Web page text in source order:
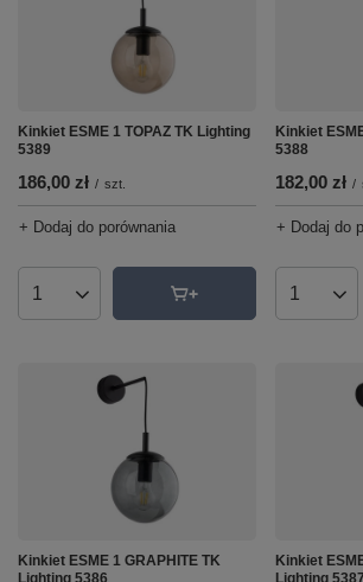
Kinkiet ESME 1 TOPAZ TK Lighting
5389
186,00 zł / szt.
+ Dodaj do porównania
Ilość produktów
Kinkiet
5388
182,00 zł /
+ Dodaj do
Ilość
Kinkiet ESME 1 GRAPHITE TK
Lighting 5386
Kinkiet
Lighting 5387